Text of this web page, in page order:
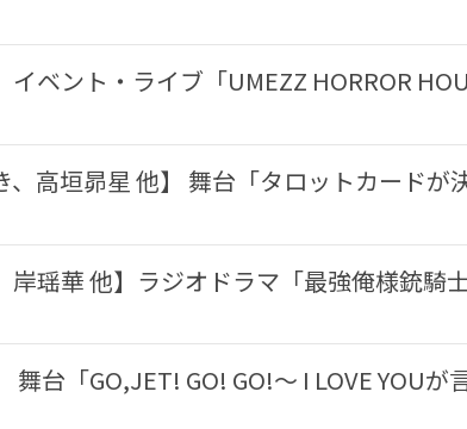
イベント・ライブ「UMEZZ HORROR
、高垣昴星 他】 舞台「タロットカード
岸瑶華 他】ラジオドラマ「最強俺様銃
舞台「GO,JET! GO! GO!〜 I LOVE YOU